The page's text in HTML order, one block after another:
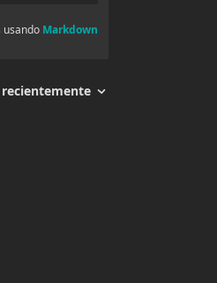
3 agosto, 2025
3 agosto, 2025